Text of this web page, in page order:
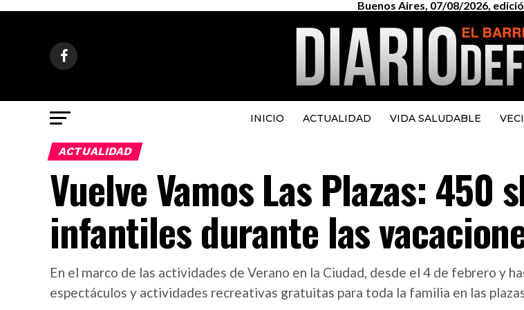
Buenos Aires, 07/08/2026,
INICIO ACTUALIDAD VIDA SALUDABLE
ACTUALIDAD
Vuelve Vamos Las Plazas: 450
infantiles durante las
En el marco de las actividades de Verano en la Ciudad, desde el 4 de febrero y
espectáculos y actividades recreativas gratuitas para toda la familia en las